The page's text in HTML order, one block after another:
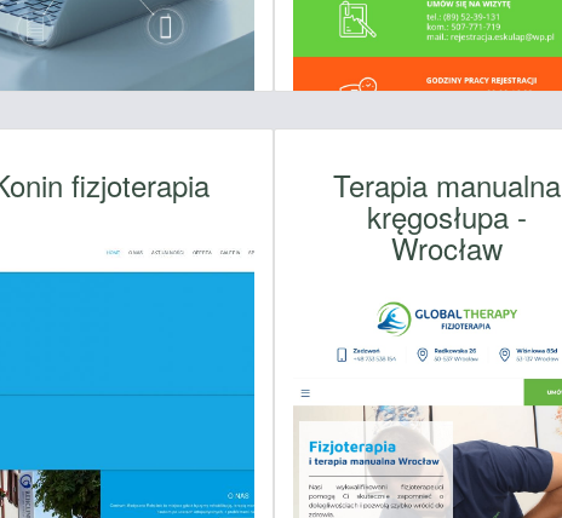
fizjoterapia Terapia manualna
kręgosłupa -
Wrocław